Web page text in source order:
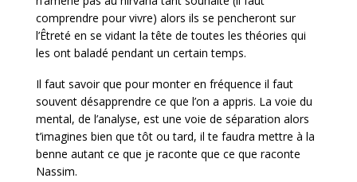
comprendre pour vivre) alors ils se pencheront sur
l’Êtreté en se vidant la tête de toutes les théories qui
les ont baladé pendant un certain temps.
Il faut savoir que pour monter en fréquence il faut
souvent désapprendre ce que l’on a appris. La voie du
mental, de l’analyse, est une voie de séparation alors
t’imagines bien que tôt ou tard, il te faudra mettre à la
benne autant ce que je raconte que ce que raconte
Nassim.